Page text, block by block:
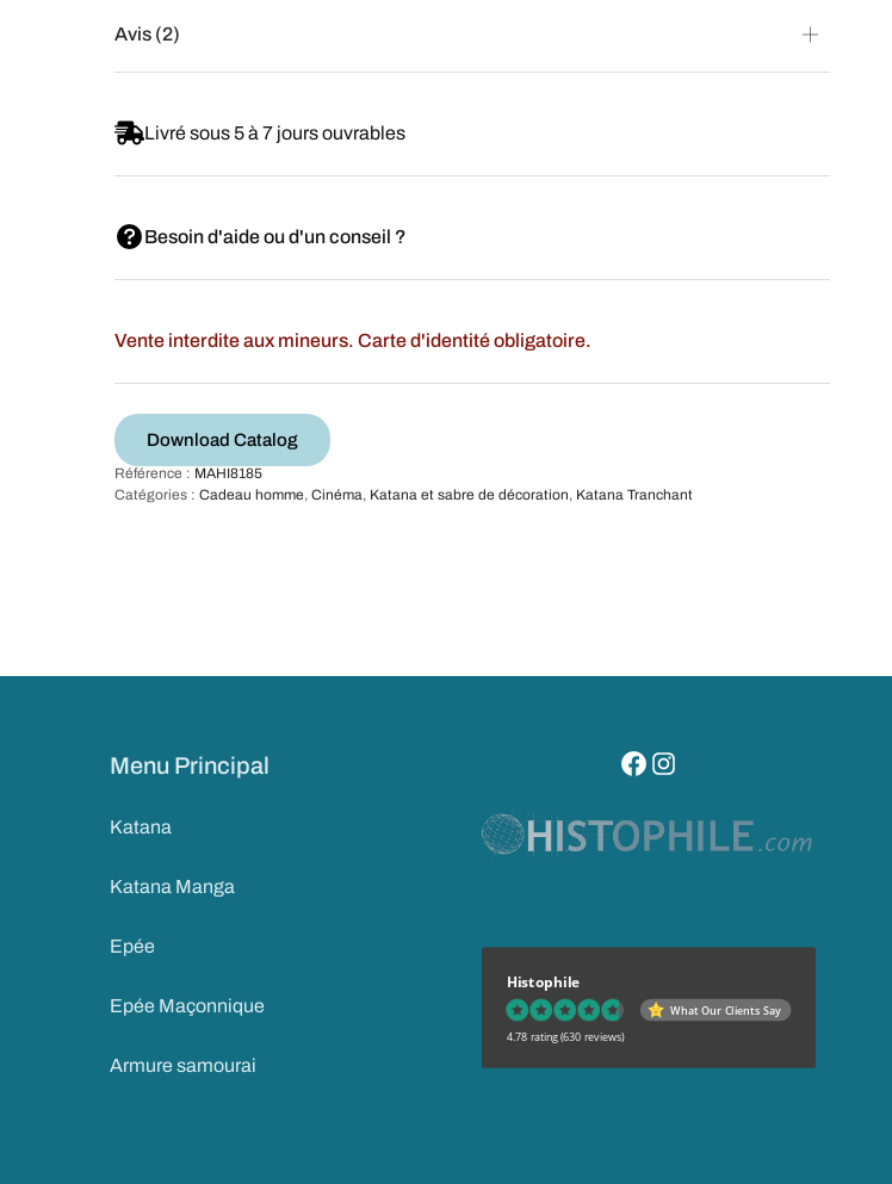
Avis (2)
Livré sous 5 à 7 jours ouvrables
Besoin d'aide ou d'un conseil ?
Vente interdite aux mineurs. Carte d'identité obligatoire.
Download Catalog
Référence : MAHI8185
Catégories : Cadeau homme, Cinéma, Katana et sabre de décoration, Katana Tranchant
Menu Principal
Katana
Katana Manga
Epée
Epée Maçonnique
Armure samourai
visitez notre page facebook
suivez notre compte
Histophile
What Our Clients Say
4.78 rating (630 reviews)